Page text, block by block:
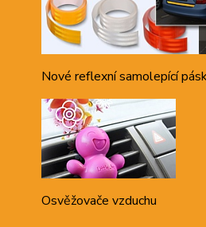
Nové reflexní samolepící
Osvěžovače vzduchu